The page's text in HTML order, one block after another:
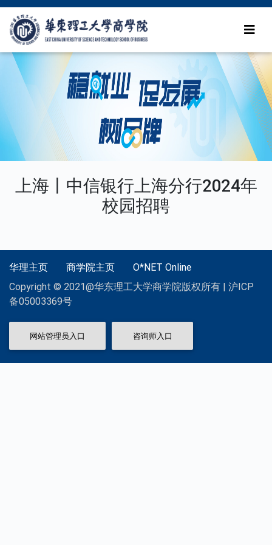
上海丨中信银行上海分行2024年
校园招聘
华理主页 商学院主页
O*NET Online
Copyright © 2021@华东理工大学商学院版权所有 | 沪ICP
备05003369号
网站管理员入口 咨询师入口